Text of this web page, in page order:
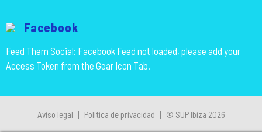
Facebook
Feed Them Social: Facebook Feed not loaded, please add your
Access Token from the Gear Icon Tab.
Aviso legal | Política de privacidad | © SUP Ibiza 2026